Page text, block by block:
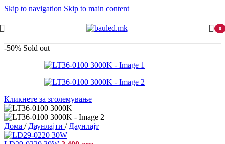
Skip to navigation Skip to main content
0
-50% Sold out
Кликнете за зголемување
Дома / Даунлајти / Даунлајт